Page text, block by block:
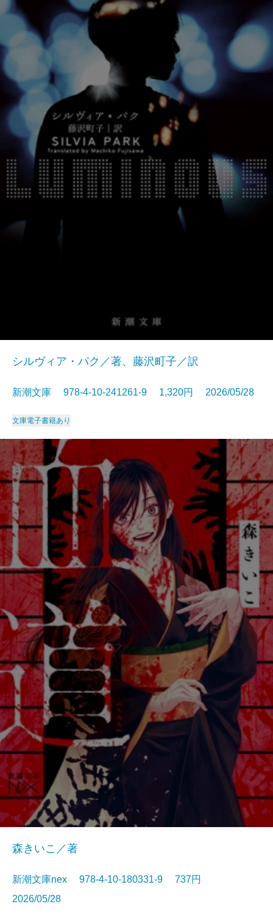
シルヴィア・パク／著、藤沢町子／訳
新潮文庫 978-4-10-241261-9 1,320円 2026/05/28
文庫電子書籍あり
森きいこ／著
新潮文庫nex 978-4-10-180331-9 737円
2026/05/28